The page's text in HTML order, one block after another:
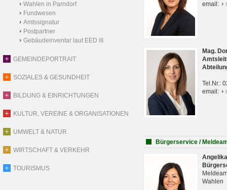
Wahlen in Parndorf
Fundwesen
Amtssignatur
Postpartner
Gebäudeinventar laut EED III
GEMEINDEPORTRAIT
SOZIALES & GESUNDHEIT
BILDUNG & EINRICHTUNGEN
KULTUR, VEREINE & ORGANISATIONEN
UMWELT & NATUR
WIRTSCHAFT & VERKEHR
TOURISMUS
email:
Mag.
Tel.Nr.:
email:
Bürgerservice /
Wahlen